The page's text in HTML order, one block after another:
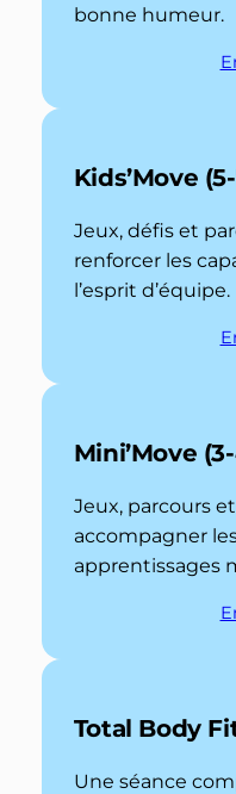
bonne humeur.
Kids’Move
Jeux, défis et
renforcer les
l’esprit d’équipe.
Mini’Move
Jeux, parcours
accompagner
apprentissages
Total Body
Une séance